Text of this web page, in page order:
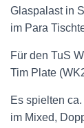
Glaspalast in
im Para
Für den TuS
Tim Plate
Es spielten
im Mixed,